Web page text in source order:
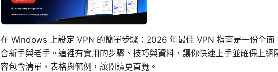
在 Windows 上設定 VPN 的簡單步驟：2026 年最佳 VPN 指南是一份全面
合新手與老手。這裡有實用的步驟、技巧與資料，讓你快速上手並確保上網
容包含清單、表格與範例，讓閱讀更直覺。